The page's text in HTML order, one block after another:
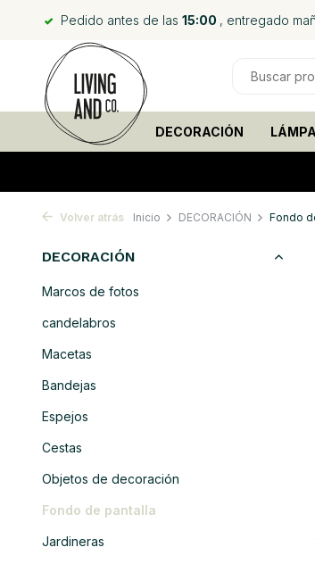
Pedido antes de las 15:00 , entregado
DECORACIÓN
Volver atrás Inicio DECORACIÓN Fondo
DECORACIÓN
Marcos de fotos
candelabros
Macetas
Bandejas
Espejos
Cestas
Objetos de decoración
Fondo de pantalla
Jardineras